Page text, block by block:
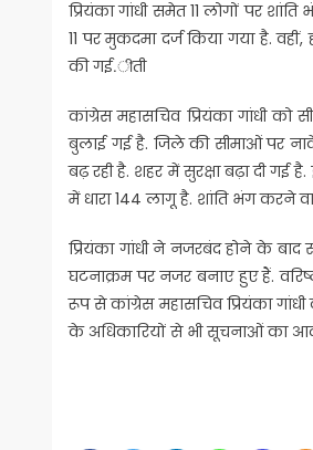
प्रियंका गांधी समेत 11 लोगों पर
11 पर मुकदमा दर्ज किया गया है.
की गई.ीती
कांग्रेस महासचिव प्रियंका गांधी
बुलाई गई है. जिले की सीमाओं पर
बढ़ रही है. शहर में सुरक्षा बढ़ा दी गई
में धारा 144 लागू है. शांति भंग करने
प्रियंका गांधी ने नजरबंद होने के
घटनाक्रम पर नजर बनाए हुए हैं.
रूप से कांग्रेस महासचिव प्रियंका
के अधिकारियों से भी सूचनाओं का